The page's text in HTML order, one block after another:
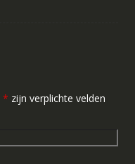
* zijn verplichte velden